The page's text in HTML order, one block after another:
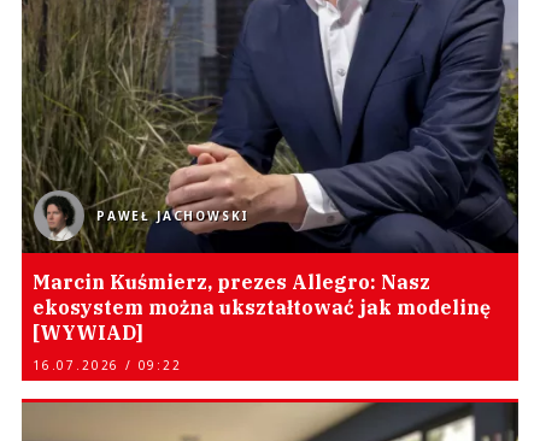
PAWEŁ JACHOWSKI
Marcin Kuśmierz, prezes Allegro: Nasz
ekosystem można ukształtować jak modelinę
[WYWIAD]
16.07.2026 / 09:22